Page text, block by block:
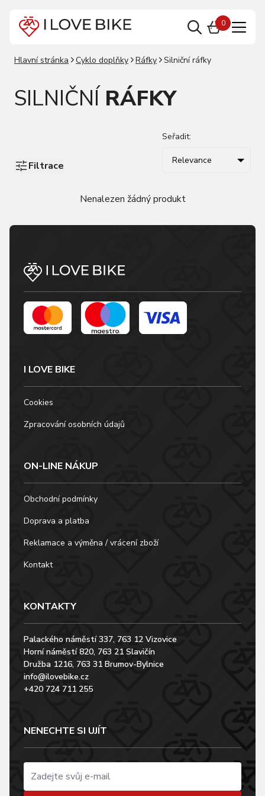
0
Hlavní stránka Cyklo doplňky Ráfky Silniční ráfky
SILNIČNÍ RÁFKY
Filtrace
Seřadit:
Relevance
Nenalezen žádný produkt
I LOVE BIKE
Cookies
Zpracování osobních údajů
ON-LINE NÁKUP
Obchodní podmínky
Doprava a platba
Reklamace a výměna / vrácení zboží
Kontakt
KONTAKTY
Palackého náměstí 337, 763 12 Vizovice
Horní náměstí 820, 763 21 Slavičín
Družba 1216, 763 31 Brumov-Bylnice
info@ilovebike.cz
+420 724 711 255
NENECHTE SI UJÍT